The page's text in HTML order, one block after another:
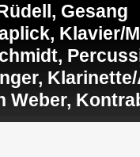
Gesang
Klavier/
Weber,